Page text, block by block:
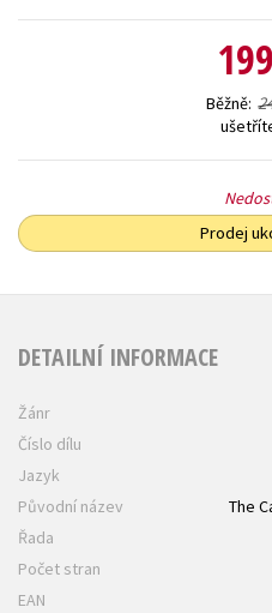
Běžně
Prodej
DETAILNÍ INFORMACE
Žánr
Číslo dílu
Jazyk
Původní název
The
Řada
Počet stran
EAN